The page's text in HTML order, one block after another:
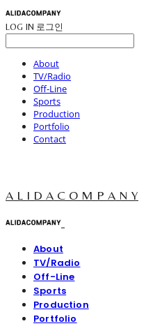
LOG IN 로그인
About
TV/Radio
Off-Line
Sports
Production
Portfolio
Contact
A L I D A C O M P A N Y
About
TV/Radio
Off-Line
Sports
Production
Portfolio